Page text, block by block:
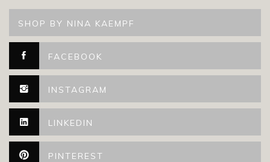
SHOP BY NINA KAEMPF
FACEBOOK
INSTAGRAM
LINKEDIN
PINTEREST